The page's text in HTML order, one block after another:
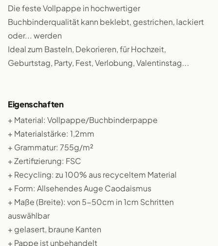
Die feste Vollpappe in hochwertiger
Buchbinderqualität kann beklebt, gestrichen, lackiert
oder... werden
Ideal zum Basteln, Dekorieren, für Hochzeit,
Geburtstag, Party, Fest, Verlobung, Valentinstag...
Eigenschaften
+ Material: Vollpappe/Buchbinderpappe
+ Materialstärke: 1,2mm
+ Grammatur: 755g/m²
+ Zertifizierung: FSC
+ Recycling: zu 100% aus recyceltem Material
+ Form: Allsehendes Auge Caodaismus
+ Maße (Breite): von 5-50cm in 1cm Schritten
auswählbar
+ gelasert, braune Kanten
+ Pappe ist unbehandelt